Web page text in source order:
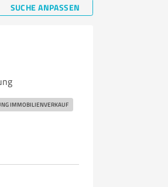
SUCHE ANPASSEN
IMMOBILIENVERKAUF